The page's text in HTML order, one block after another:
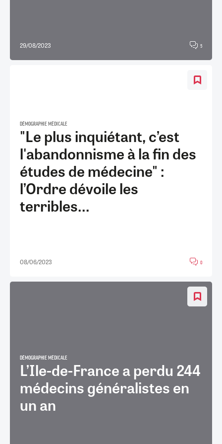
29/08/2023 5
DÉMOGRAPHIE MÉDICALE
"Le plus inquiétant, c’est
l'abandonnisme à la fin des
études de médecine" :
l’Ordre dévoile les
terribles...
08/06/2023 0
DÉMOGRAPHIE MÉDICALE
L’Ile-de-France a perdu 244
médecins généralistes en
un an